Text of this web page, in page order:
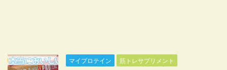
マイプロテイン 筋トレサプリメント